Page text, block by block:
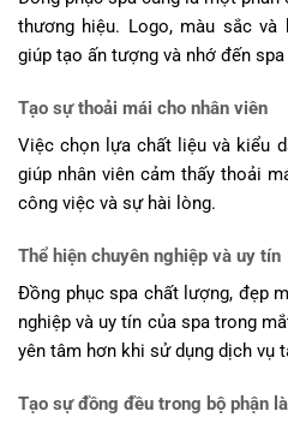
thương hiệu. Logo, màu sắc
giúp tạo ấn tượng và nhớ đến spa
Tạo sự thoải mái cho nhân viên
Việc chọn lựa chất liệu và kiểu
giúp nhân viên cảm thấy thoải
công việc và sự hài lòng.
Thể hiện chuyên nghiệp và uy tín
Đồng phục spa chất lượng, đẹp
nghiệp và uy tín của spa trong
yên tâm hơn khi sử dụng dịch vụ
Tạo sự đồng đều trong bộ phận